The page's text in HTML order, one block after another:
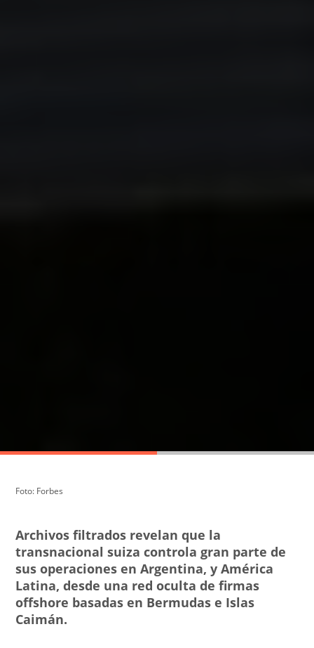
Foto: Forbes
Archivos filtrados revelan que la
transnacional suiza controla gran parte de
sus operaciones en Argentina, y América
Latina, desde una red oculta de firmas
offshore basadas en Bermudas e Islas
Caimán.